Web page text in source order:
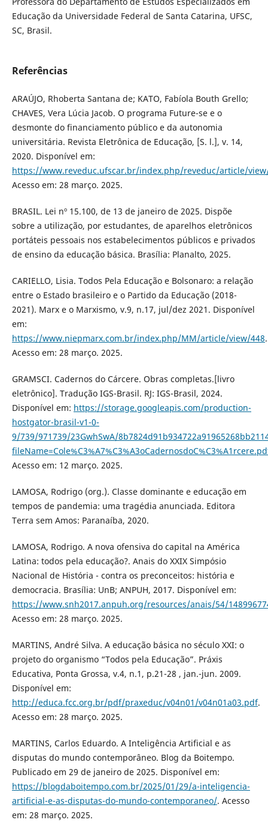
Educação da Universidade Federal de Santa Catarina, UFSC,
SC, Brasil.
Referências
ARAÚJO, Rhoberta Santana de; KATO, Fabíola Bouth Grello;
CHAVES, Vera Lúcia Jacob. O programa Future-se e o
desmonte do financiamento público e da autonomia
universitária. Revista Eletrônica de Educação, [S. l.], v. 14,
2020. Disponível em:
https://www.reveduc.ufscar.br/index.php/reveduc/article/
Acesso em: 28 março. 2025.
BRASIL. Lei nº 15.100, de 13 de janeiro de 2025. Dispõe
sobre a utilização, por estudantes, de aparelhos eletrônicos
portáteis pessoais nos estabelecimentos públicos e privados
de ensino da educação básica. Brasília: Planalto, 2025.
CARIELLO, Lisia. Todos Pela Educação e Bolsonaro: a relação
entre o Estado brasileiro e o Partido da Educação (2018-
2021). Marx e o Marxismo, v.9, n.17, jul/dez 2021. Disponível
em:
https://www.niepmarx.com.br/index.php/MM/article/view/448.
Acesso em: 28 março. 2025.
GRAMSCI. Cadernos do Cárcere. Obras completas.[livro
eletrônico]. Tradução IGS-Brasil. RJ: IGS-Brasil, 2024.
Disponível em: https://storage.googleapis.com/production-
hostgator-brasil-v1-0-
9/739/971739/23GwhSwA/
Acesso em: 12 março. 2025.
LAMOSA, Rodrigo (org.). Classe dominante e educação em
tempos de pandemia: uma tragédia anunciada. Editora
Terra sem Amos: Paranaíba, 2020.
LAMOSA, Rodrigo. A nova ofensiva do capital na América
Latina: todos pela educação?. Anais do XXIX Simpósio
Nacional de História - contra os preconceitos: história e
democracia. Brasília: UnB; ANPUH, 2017. Disponível em:
https://www.snh2017.anpuh.org/resources/anais/54/
Acesso em: 28 março. 2025.
MARTINS, André Silva. A educação básica no século XXI: o
projeto do organismo “Todos pela Educação”. Práxis
Educativa, Ponta Grossa, v.4, n.1, p.21-28 , jan.-jun. 2009.
Disponível em:
http://educa.fcc.org.br/pdf/praxeduc/v04n01/v04n01a03.pdf.
Acesso em: 28 março. 2025.
MARTINS, Carlos Eduardo. A Inteligência Artificial e as
disputas do mundo contemporâneo. Blog da Boitempo.
Publicado em 29 de janeiro de 2025. Disponível em:
https://blogdaboitempo.com.br/2025/01/29/a-inteligencia-
artificial-e-as-disputas-do-mundo-contemporaneo/. Acesso
em: 28 março. 2025.